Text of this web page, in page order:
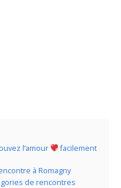
l’amour facilement
à Romagny
de rencontres